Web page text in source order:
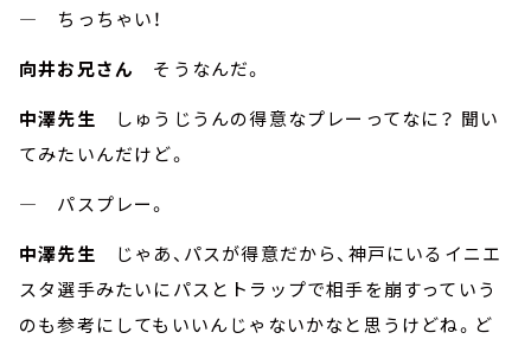
― ちっちゃい！
向井お兄さん
そうなんだ。
中澤先生 しゅうじうんの得意なプレーってなに？ 聞い
てみたいんだけど。
― パスプレー。
中澤先生 じゃあ、パスが得意だから、神戸にいるイニエ
スタ選手みたいにパスとトラップで相手を崩すっていう
のも参考にしてもいいんじゃないかなと思うけどね。ど